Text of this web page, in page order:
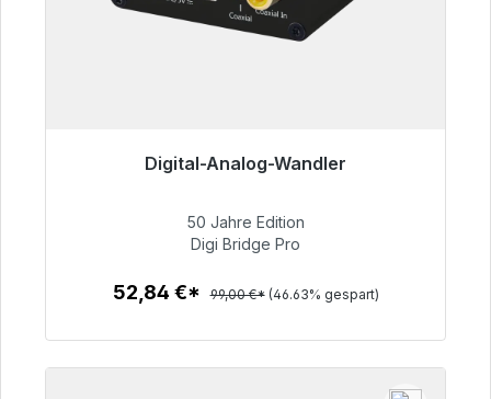
Digital-Analog-Wandler
52,84 €
50 Jahre Edition
Digi Bridge Pro
52,84 €* 99,00 €* (46.63% gespart)